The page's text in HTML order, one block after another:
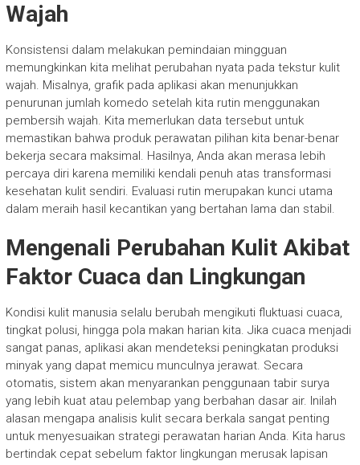
Wajah
Konsistensi dalam melakukan pemindaian mingguan
memungkinkan kita melihat perubahan nyata pada tekstur kulit
wajah. Misalnya, grafik pada aplikasi akan menunjukkan
penurunan jumlah komedo setelah kita rutin menggunakan
pembersih wajah. Kita memerlukan data tersebut untuk
memastikan bahwa produk perawatan pilihan kita benar-benar
bekerja secara maksimal. Hasilnya, Anda akan merasa lebih
percaya diri karena memiliki kendali penuh atas transformasi
kesehatan kulit sendiri. Evaluasi rutin merupakan kunci utama
dalam meraih hasil kecantikan yang bertahan lama dan stabil.
Mengenali Perubahan Kulit Akibat
Faktor Cuaca dan Lingkungan
Kondisi kulit manusia selalu berubah mengikuti fluktuasi cuaca,
tingkat polusi, hingga pola makan harian kita. Jika cuaca menjadi
sangat panas, aplikasi akan mendeteksi peningkatan produksi
minyak yang dapat memicu munculnya jerawat. Secara
otomatis, sistem akan menyarankan penggunaan tabir surya
yang lebih kuat atau pelembap yang berbahan dasar air. Inilah
alasan mengapa analisis kulit secara berkala sangat penting
untuk menyesuaikan strategi perawatan harian Anda. Kita harus
bertindak cepat sebelum faktor lingkungan merusak lapisan